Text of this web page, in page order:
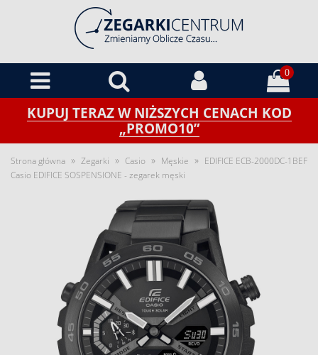
0
KUPUJ TERAZ W NIŻSZYCH CENACH KOD
„PROMO10”
Strona główna » Zegarki » Casio » Męskie » EDIFICE ECB-2000DC-1BEF
Casio EDIFICE SOSPENSIONE - zegarek męski